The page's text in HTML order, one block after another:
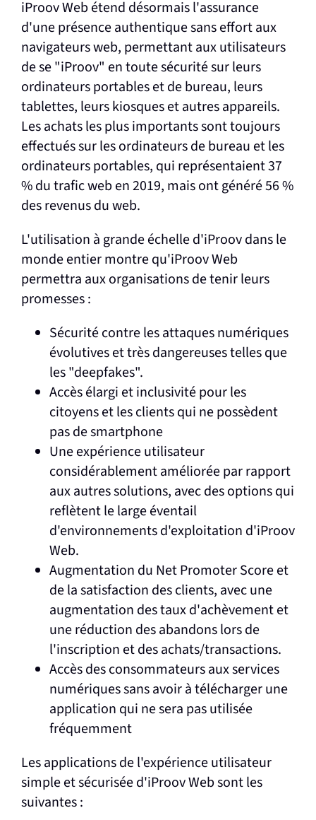
iProov Web étend désormais l'assurance
d'une présence authentique sans effort aux
navigateurs web, permettant aux utilisateurs
de se "iProov" en toute sécurité sur leurs
ordinateurs portables et de bureau, leurs
tablettes, leurs kiosques et autres appareils.
Les achats les plus importants sont toujours
effectués sur les ordinateurs de bureau et les
ordinateurs portables, qui représentaient 37
% du trafic web en 2019, mais ont généré 56 %
des revenus du web.
L'utilisation à grande échelle d'iProov dans le
monde entier montre qu'iProov Web
permettra aux organisations de tenir leurs
promesses :
Sécurité contre les attaques numériques
évolutives et très dangereuses telles que
les "deepfakes".
Accès élargi et inclusivité pour les
citoyens et les clients qui ne possèdent
pas de smartphone
Une expérience utilisateur
considérablement améliorée par rapport
aux autres solutions, avec des options qui
reflètent le large éventail
d'environnements d'exploitation d'iProov
Web.
Augmentation du Net Promoter Score et
de la satisfaction des clients, avec une
augmentation des taux d'achèvement et
une réduction des abandons lors de
l'inscription et des achats/transactions.
Accès des consommateurs aux services
numériques sans avoir à télécharger une
application qui ne sera pas utilisée
fréquemment
Les applications de l'expérience utilisateur
simple et sécurisée d'iProov Web sont les
suivantes :